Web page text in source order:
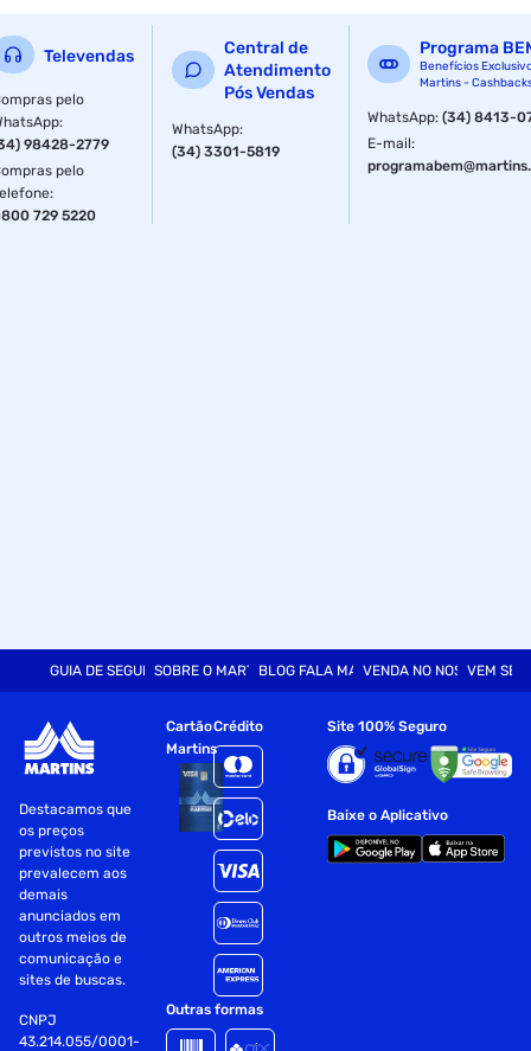
Televendas
pelo
:
98428-2779
pelo
:
729 5220
Central de
Atendimento
Pós Vendas
WhatsApp:
(34) 3301-5819
Programa
Benefícios
Martins -
WhatsApp:(34) 8413-
E-mail:
GUIA DE SEGURANÇASOBRE O MARTINSBLOG FALA MARTVENDA NO NOSSO SITE
VEM SER
Destacamos que
os preços
previstos no site
prevalecem aos
demais
anunciados em
outros meios de
comunicação e
sites de buscas.
CNPJ
43.214.055/0001-
Cartão
Martins
Crédito
Outras formas
Site 100% Seguro
Baixe o Aplicativo